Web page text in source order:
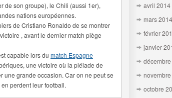
de son groupe), le Chili (aussi 1er),
nations européennes.
de Cristiano Ronaldo de se montrer
, avant le dernier match piège
capable lors du match Espagne
une victoire où la pléiade de
une grande occasion. Car on ne peut se
perdent leur football.
avril 2014
mars 2014
février
janvier
octobre